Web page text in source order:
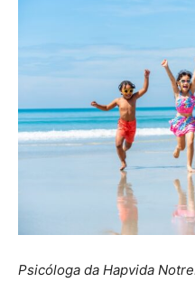
Psicóloga da Hapvida